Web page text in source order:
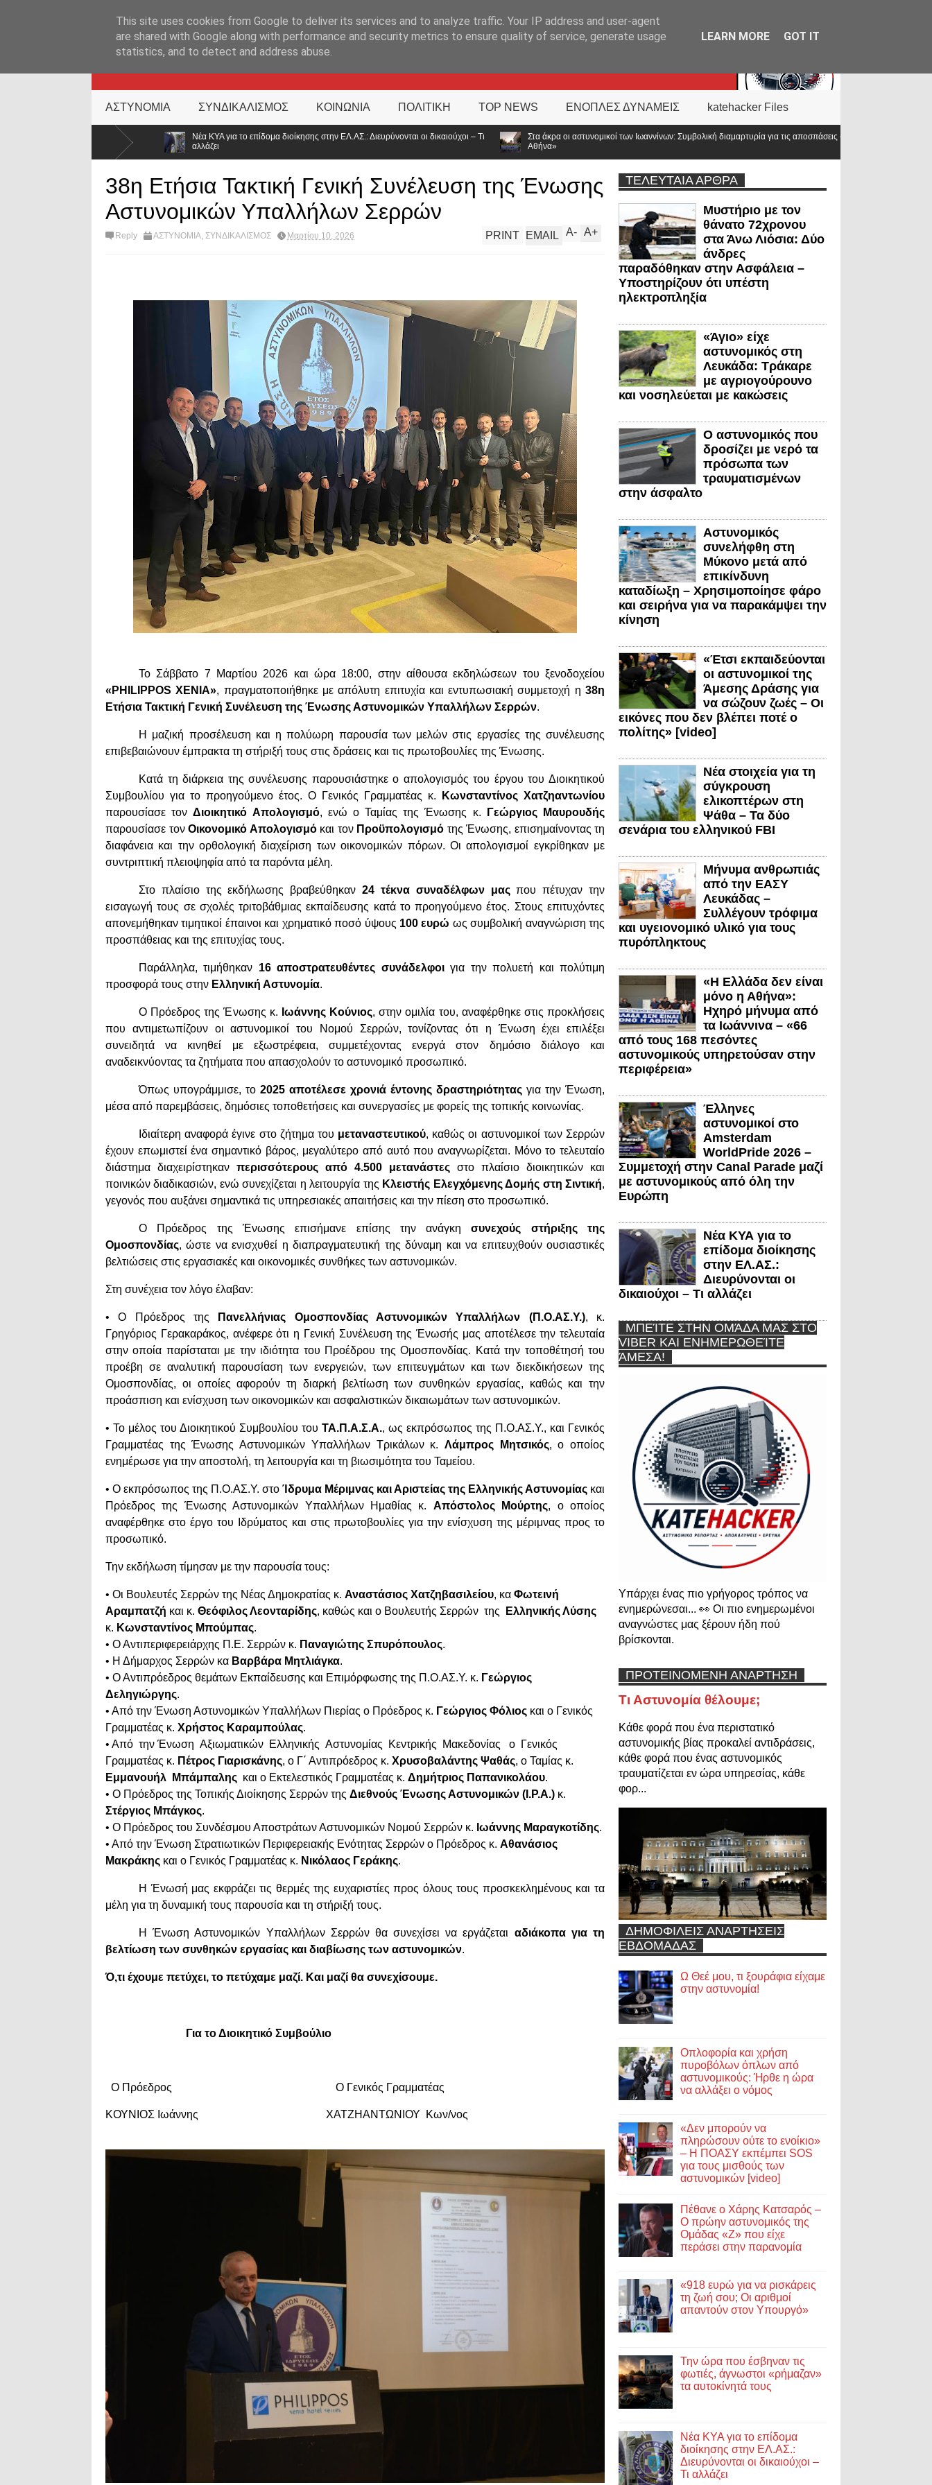
KATEHACKER
ΑΣΤΥΝΟΜΙΑ ΣΥΝΔΙΚΑΛΙΣΜΟΣ ΚΟΙΝΩΝΙΑ ΠΟΛΙΤΙΚΗ TOP NEWS ΕΝΟΠΛΕΣ ΔΥΝΑΜΕΙΣ katehacker Files
Νέα ΚΥΑ για το επίδομα διοίκησης στην ΕΛ.ΑΣ.: Διευρύνονται οι δικαιούχοι – Τι
Στα άκρα οι αστυνομικοί των Ιωαννίνων: Συμβολική διαμαρτυρία για τις αποσπάσεις – «Η Ελλάδα δεν είναι μόνο η
38η Ετήσια Τακτική Γενική Συνέλευση της Ένωσης
Αστυνομικών Υπαλλήλων Σερρών
Reply ΑΣΤΥΝΟΜΙΑ, ΣΥΝΔΙΚΑΛΙΣΜΟΣ Μαρτίου 10, 2026 A+
A-
PRINT EMAIL
Το Σάββατο 7 Μαρτίου 2026 και ώρα 18:00, στην αίθουσα εκδηλώσεων του ξενοδοχείου
«PHILIPPOS XENIA», πραγματοποιήθηκε με απόλυτη επιτυχία και εντυπωσιακή συμμετοχή η38η
Ετήσια Τακτική Γενική Συνέλευση της Ένωσης Αστυνομικών Υπαλλήλων Σερρών.
Η μαζική προσέλευση και η πολύωρη παρουσία των μελών στις εργασίες της συνέλευσης
επιβεβαιώνουν έμπρακτα τη στήριξή τους στις δράσεις και τις πρωτοβουλίες της Ένωσης.
Κατά τη διάρκεια της συνέλευσης παρουσιάστηκε ο απολογισμός του έργου του Διοικητικού
Συμβουλίου για το προηγούμενο έτος. Ο Γενικός Γραμματέας κ.
Κωνσταντίνος Χατζηαντωνίου
παρουσίασε τονΔιοικητικό Απολογισμό, ενώ ο Ταμίας της Ένωσης κ.
Γεώργιος Μαυρουδής
παρουσίασε τον Οικονομικό Απολογισμόκαι τον Προϋπολογισμό της Ένωσης, επισημαίνοντας τη
διαφάνεια και την ορθολογική διαχείριση των οικονομικών πόρων. Οι απολογισμοί εγκρίθηκαν με
συντριπτική πλειοψηφία από τα παρόντα μέλη.
Στο πλαίσιο της εκδήλωσης βραβεύθηκαν24 τέκνα συναδέλφων μαςπου πέτυχαν την
εισαγωγή τους σε σχολές τριτοβάθμιας εκπαίδευσης κατά το προηγούμενο έτος. Στους επιτυχόντες
απονεμήθηκαν τιμητικοί έπαινοι και χρηματικό ποσό ύψους 100 ευρώ ως συμβολική αναγνώριση της
προσπάθειας και της επιτυχίας τους.
Παράλληλα, τιμήθηκαν 16 αποστρατευθέντες συνάδελφοιγια την πολυετή και πολύτιμη
προσφορά τους στην Ελληνική Αστυνομία.
Ο Πρόεδρος της Ένωσης κ. Ιωάννης Κούνιος, στην ομιλία του, αναφέρθηκε στις προκλήσεις
που αντιμετωπίζουν οι αστυνομικοί του Νομού Σερρών, τονίζοντας ότι η Ένωση έχει επιλέξει
συνειδητά να κινηθεί με εξωστρέφεια, συμμετέχοντας ενεργά στον δημόσιο διάλογο και
αναδεικνύοντας τα ζητήματα που απασχολούν το αστυνομικό προσωπικό.
Όπως υπογράμμισε, το 2025 αποτέλεσε χρονιά έντονης δραστηριότητας για την Ένωση,
μέσα από παρεμβάσεις, δημόσιες τοποθετήσεις και συνεργασίες με φορείς της τοπικής κοινωνίας.
Ιδιαίτερη αναφορά έγινε στο ζήτημα του μεταναστευτικού, καθώς οι αστυνομικοί των Σερρών
έχουν επωμιστεί ένα σημαντικό βάρος, μεγαλύτερο από αυτό που αναγνωρίζεται. Μόνο το τελευταίο
διάστημα διαχειρίστηκαν περισσότερους από 4.500 μετανάστες στο πλαίσιο διοικητικών και
ποινικών διαδικασιών, ενώ συνεχίζεται η λειτουργία της Κλειστής Ελεγχόμενης Δομής στη Σιντική,
γεγονός που αυξάνει σημαντικά τις υπηρεσιακές απαιτήσεις και την πίεση στο προσωπικό.
Ο Πρόεδρος της Ένωσης επισήμανε επίσης την ανάγκησυνεχούς στήριξης της
Ομοσπονδίας, ώστε να ενισχυθεί η διαπραγματευτική της δύναμη και να επιτευχθούν ουσιαστικές
βελτιώσεις στις εργασιακές και οικονομικές συνθήκες των αστυνομικών.
Στη συνέχεια τον λόγο έλαβαν:
• Ο Πρόεδρος της Πανελλήνιας Ομοσπονδίας Αστυνομικών Υπαλλήλων (Π.Ο.ΑΣ.Υ.), κ.
Γρηγόριος Γερακαράκος, ανέφερε ότι η Γενική Συνέλευση της Ένωσής μας αποτέλεσε την τελευταία
στην οποία παρίσταται με την ιδιότητα του Προέδρου της Ομοσπονδίας. Κατά την τοποθέτησή του
προέβη σε αναλυτική παρουσίαση των ενεργειών, των επιτευγμάτων και των διεκδικήσεων της
Ομοσπονδίας, οι οποίες αφορούν τη διαρκή βελτίωση των συνθηκών εργασίας, καθώς και την
προάσπιση και ενίσχυση των οικονομικών και ασφαλιστικών δικαιωμάτων των αστυνομικών.
• Το μέλος του Διοικητικού Συμβουλίου του ΤΑ.Π.Α.Σ.Α., ως εκπρόσωπος της Π.Ο.ΑΣ.Υ., και Γενικός
Γραμματέας της Ένωσης Αστυνομικών Υπαλλήλων Τρικάλων κ. Λάμπρος Μητσικός, ο οποίος
ενημέρωσε για την αποστολή, τη λειτουργία και τη βιωσιμότητα του Ταμείου.
• Ο εκπρόσωπος της Π.Ο.ΑΣ.Υ. στο Ίδρυμα Μέριμνας και Αριστείας της Ελληνικής Αστυνομίας και
Πρόεδρος της Ένωσης Αστυνομικών Υπαλλήλων Ημαθίας κ. Απόστολος Μούρτης, ο οποίος
αναφέρθηκε στο έργο του Ιδρύματος και στις πρωτοβουλίες για την ενίσχυση της μέριμνας προς το
προσωπικό.
Την εκδήλωση τίμησαν με την παρουσία τους:
• Οι Βουλευτές Σερρών της Νέας Δημοκρατίας κ. Αναστάσιος Χατζηβασιλείου, κα Φωτεινή
Αραμπατζή και κ. Θεόφιλος Λεονταρίδης, καθώς και ο Βουλευτής Σερρών της
Ελληνικής Λύσης
κ. Κωνσταντίνος Μπούμπας.
• Ο Αντιπεριφερειάρχης Π.Ε. Σερρών κ. Παναγιώτης Σπυρόπουλος.
• Η Δήμαρχος Σερρών κα Βαρβάρα Μητλιάγκα.
• Ο Αντιπρόεδρος θεμάτων Εκπαίδευσης και Επιμόρφωσης της Π.Ο.ΑΣ.Υ. κ. Γεώργιος
Δεληγιώργης.
• Από την Ένωση Αστυνομικών Υπαλλήλων Πιερίας ο Πρόεδρος κ. Γεώργιος Φόλιος και ο Γενικός
Γραμματέας κ. Χρήστος Καραμπούλας.
• Από την Ένωση Αξιωματικών Ελληνικής Αστυνομίας Κεντρικής Μακεδονίας ο Γενικός
Γραμματέας κ. Πέτρος Γιαρισκάνης, ο Γ΄ Αντιπρόεδρος κ. Χρυσοβαλάντης Ψαθάς, ο Ταμίας κ.
Εμμανουήλ
Μπάμπαλης και ο Εκτελεστικός Γραμματέας κ. Δημήτριος Παπανικολάου.
• Ο Πρόεδρος της Τοπικής Διοίκησης Σερρών της Διεθνούς Ένωσης Αστυνομικών (I.P.A.) κ.
Στέργιος Μπάγκος.
• Ο Πρόεδρος του Συνδέσμου Αποστράτων Αστυνομικών Νομού Σερρών κ. Ιωάννης Μαραγκοτίδης.
• Από την Ένωση Στρατιωτικών Περιφερειακής Ενότητας Σερρών ο Πρόεδρος κ. Αθανάσιος
Μακράκης και ο Γενικός Γραμματέας κ. Νικόλαος Γεράκης.
Η Ένωσή μας εκφράζει τις θερμές της ευχαριστίες προς όλους τους προσκεκλημένους και τα
μέλη για τη δυναμική τους παρουσία και τη στήριξή τους.
Η Ένωση Αστυνομικών Υπαλλήλων Σερρών θα συνεχίσει να εργάζεται αδιάκοπα για τη
βελτίωση των συνθηκών εργασίας και διαβίωσης των αστυνομικών.
Ό,τι έχουμε πετύχει, το πετύχαμε μαζί. Και μαζί θα συνεχίσουμε.
Για το Διοικητικό Συμβούλιο
Ο Πρόεδρος Ο Γενικός Γραμματέας
ΚΟΥΝΙΟΣ Ιωάννης ΧΑΤΖΗΑΝΤΩΝΙΟΥ Κων/νος
ΤΕΛΕΥΤΑΙΑ ΑΡΘΡΑ
Μυστήριο με τον
θάνατο 72χρονου
στα Άνω Λιόσια: Δύο
άνδρες
παραδόθηκαν στην Ασφάλεια –
Υποστηρίζουν ότι υπέστη
ηλεκτροπληξία
«Άγιο» είχε
αστυνομικός στη
Λευκάδα: Τράκαρε
με αγριογούρουνο
και νοσηλεύεται με κακώσεις
Ο αστυνομικός που
δροσίζει με νερό τα
πρόσωπα των
τραυματισμένων
στην άσφαλτο
Αστυνομικός
συνελήφθη στη
Μύκονο μετά από
επικίνδυνη
καταδίωξη – Χρησιμοποίησε φάρο
και σειρήνα για να παρακάμψει την
κίνηση
«Έτσι εκπαιδεύονται
οι αστυνομικοί της
Άμεσης Δράσης για
να σώζουν ζωές – Οι
εικόνες που δεν βλέπει ποτέ ο
πολίτης» [video]
Νέα στοιχεία για τη
σύγκρουση
ελικοπτέρων στη
Ψάθα – Τα δύο
σενάρια του ελληνικού FBI
Μήνυμα ανθρωπιάς
από την ΕΑΣΥ
Λευκάδας –
Συλλέγουν τρόφιμα
και υγειονομικό υλικό για τους
πυρόπληκτους
«Η Ελλάδα δεν είναι
μόνο η Αθήνα»:
Ηχηρό μήνυμα από
τα Ιωάννινα – «66
από τους 168 πεσόντες
αστυνομικούς υπηρετούσαν στην
περιφέρεια»
Έλληνες
αστυνομικοί στο
Amsterdam
WorldPride 2026 –
Συμμετοχή στην Canal Parade μαζί
με αστυνομικούς από όλη την
Ευρώπη
Νέα ΚΥΑ για το
επίδομα διοίκησης
στην ΕΛ.ΑΣ.:
Διευρύνονται οι
δικαιούχοι – Τι αλλάζει
ΜΠΕΊΤΕ ΣΤΗΝ ΟΜΆΔΑ ΜΑΣ ΣΤΟ
VIBER ΚΑΙ ΕΝΗΜΕΡΩΘΕΊΤΕ
ΆΜΕΣΑ!
Υπάρχει ένας πιο γρήγορος τρόπος να
ενημερώνεσαι... 👀 Οι πιο ενημερωμένοι
αναγνώστες μας ξέρουν ήδη πού
βρίσκονται.
ΠΡΟΤΕΙΝΟΜΕΝΗ ΑΝΑΡΤΗΣΗ
Τι Αστυνομία θέλουμε;
Κάθε φορά που ένα περιστατικό
αστυνομικής βίας προκαλεί αντιδράσεις,
κάθε φορά που ένας αστυνομικός
τραυματίζεται εν ώρα υπηρεσίας, κάθε
φορ...
ΔΗΜΟΦΙΛΕΙΣ ΑΝΑΡΤΗΣΕΙΣ
ΕΒΔΟΜΑΔΑΣ
Ω Θεέ μου, τι ξουράφια είχαμε
στην αστυνομία!
Οπλοφορία και χρήση
πυροβόλων όπλων από
αστυνομικούς: Ήρθε η ώρα
να αλλάξει ο νόμος
«Δεν μπορούν να
πληρώσουν ούτε το ενοίκιο»
– Η ΠΟΑΣΥ εκπέμπει SOS
για τους μισθούς των
αστυνομικών [video]
Πέθανε ο Χάρης Κατσαρός –
Ο πρώην αστυνομικός της
Ομάδας «Ζ» που είχε
περάσει στην παρανομία
«918 ευρώ για να ρισκάρεις
τη ζωή σου; Οι αριθμοί
απαντούν στον Υπουργό»
Την ώρα που έσβηναν τις
φωτιές, άγνωστοι «ρήμαζαν»
τα αυτοκίνητά τους
Νέα ΚΥΑ για το επίδομα
διοίκησης στην ΕΛ.ΑΣ.:
Διευρύνονται οι δικαιούχοι –
Τι αλλάζει
This site uses cookies from Google to deliver its services and to analyze traffic. Your IP address and user-agent
are shared with Google along with performance and security metrics to ensure quality of service, generate usage
statistics, and to detect and address abuse.
LEARN MORE GOT IT